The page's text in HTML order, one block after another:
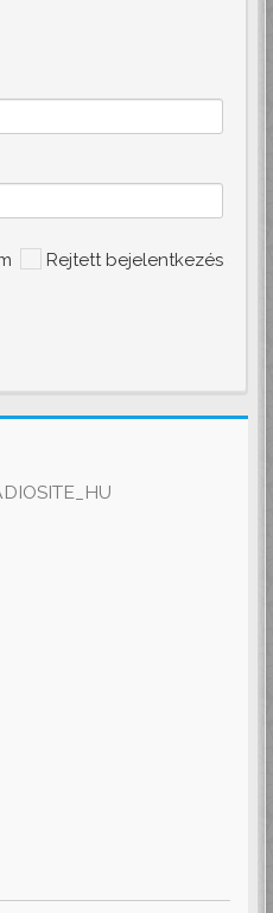
Rejtett bejelentkezés